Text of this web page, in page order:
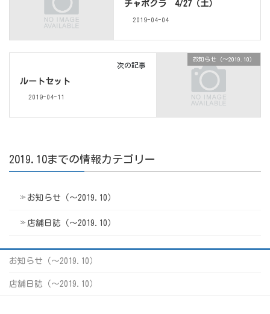
チャボクラ 4/27（土）
2019-04-04
お知らせ（〜2019.10）
次の記事
ルートセット
2019-04-11
2019.10までの情報カテゴリー
お知らせ（〜2019.10）
店舗日誌（〜2019.10）
お知らせ（〜2019.10）
店舗日誌（〜2019.10）